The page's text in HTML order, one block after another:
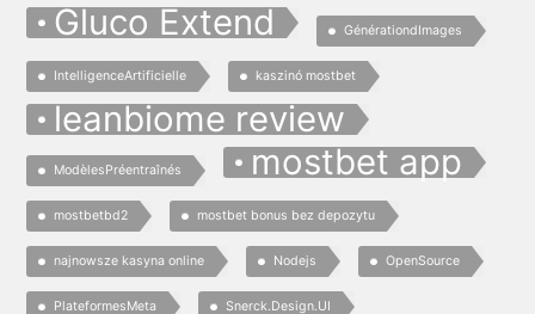
Gluco Extend GénérationdImages
IntelligenceArtificielle kaszinó mostbet
leanbiome review
ModèlesPréentraînés mostbet app
mostbetbd2 mostbet bonus bez depozytu
najnowsze kasyna online Nodejs OpenSource
PlateformesMeta Snerck.Design.UI